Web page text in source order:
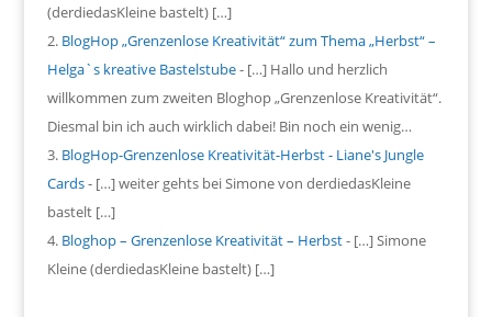
(derdiedasKleine bastelt) […]
BlogHop „Grenzenlose Kreativität“ zum Thema „Herbst“ –
Helga`s kreative Bastelstube- […] Hallo und herzlich
willkommen zum zweiten Bloghop „Grenzenlose Kreativität“.
Diesmal bin ich auch wirklich dabei! Bin noch ein wenig…
BlogHop-Grenzenlose Kreativität-Herbst - Liane's Jungle
Cards- […] weiter gehts bei Simone von derdiedasKleine
bastelt […]
Bloghop – Grenzenlose Kreativität – Herbst- […] Simone
Kleine (derdiedasKleine bastelt) […]